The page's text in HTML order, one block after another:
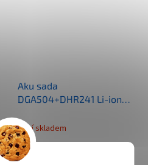
Aku sada
DGA504+DHR241 Li-ion
Není skladem
16 392 Kč